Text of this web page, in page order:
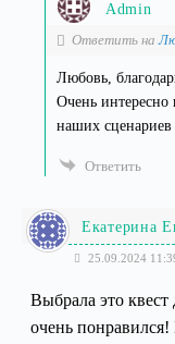
Admin
Ответить на
Любовь,
Очень интересно
наших
Ответить
Екатерина
25.09.2024
Выбрала это
очень